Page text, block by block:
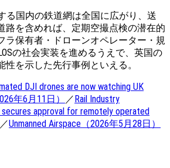
る国内の鉄道網は全国に広がり、送
路を含めれば、定期空撮点検の潜在的
ラ保有者・ドローンオペレーター・規
の社会実装を進めるうえで、英国の
を示した先行事例といえる。
DJI drones are now watching UK
年6月11日）
／Rail Industry
approval for remotely operated
／Unmanned Airspace（2026年5月28日）